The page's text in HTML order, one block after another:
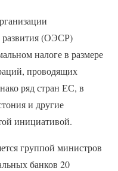
развития (ОЭСР)
налоге в размере
проводящих
ряд стран ЕС, в
и другие
инициативой.
группой министров
банков 20